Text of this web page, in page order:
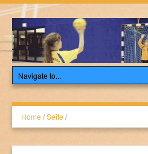
Home /Seite /